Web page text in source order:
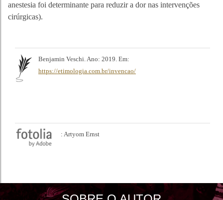
anestesia foi determinante para reduzir a dor nas intervenções
cirúrgicas).
Benjamin Veschi. Ano: 2019. Em:
https://etimologia.com.br/invencao/
: Artyom Ernst